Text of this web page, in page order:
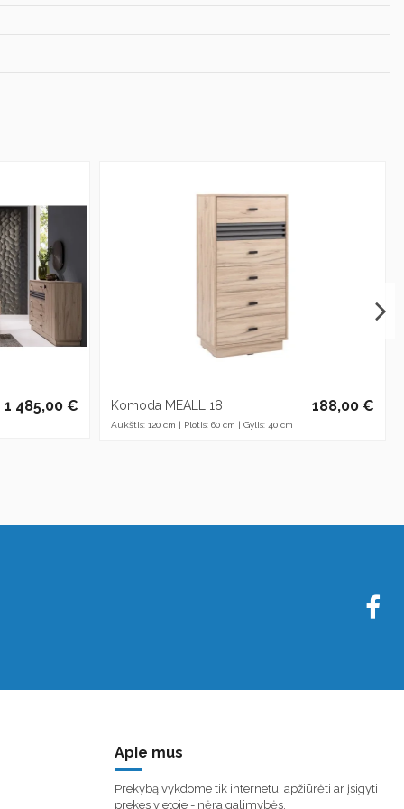
1 485,00 € Komoda MEALL 18
Aukštis: 120 cm | Plotis: 60 cm | Gylis: 40 cm
188,00 €
Apie mus
Prekybą vykdome tik internetu, apžiūrėti ar įsigyti
prekes vietoje - nėra galimybės.